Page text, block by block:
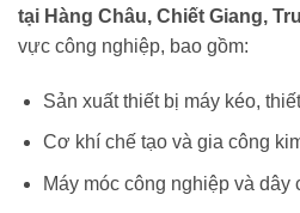
tại Hàng Châu, Chiết Giang,
vực công nghiệp, bao gồm:
Sản xuất thiết bị máy kéo,
Cơ khí chế tạo và gia công
Máy móc công nghiệp và dây